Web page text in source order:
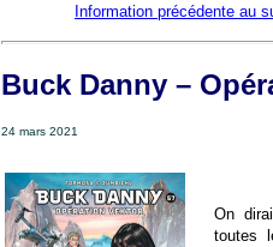
Information précédente au
Buck Danny –
24 mars 2021
On
toutes